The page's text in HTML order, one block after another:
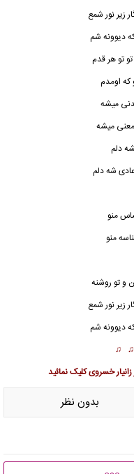
زیر نور شمع
دیوونه شم
تو تو هر قدم
که اومدم
میشه
معنی میشه
دلم
شه دلم
منو
منو
و تو روشنه
زیر نور شمع
دیوونه شم
♫ ♫
خسرویکلیک نمائید
بدون نظر